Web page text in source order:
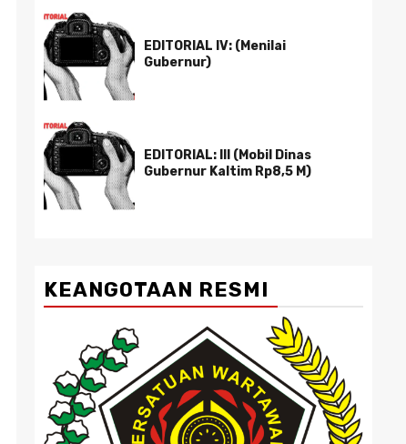
EDITORIAL IV: (Menilai
Gubernur)
EDITORIAL: III (Mobil Dinas
Gubernur Kaltim Rp8,5 M)
KEANGOTAAN RESMI